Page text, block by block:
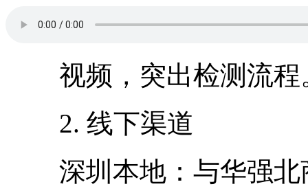
视频，突出检测流程
2. 线下渠道
深圳本地：与华强北